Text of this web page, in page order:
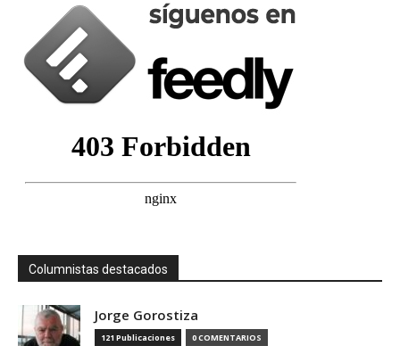
Columnistas destacados
Jorge Gorostiza
121 Publicaciones 0 COMENTARIOS